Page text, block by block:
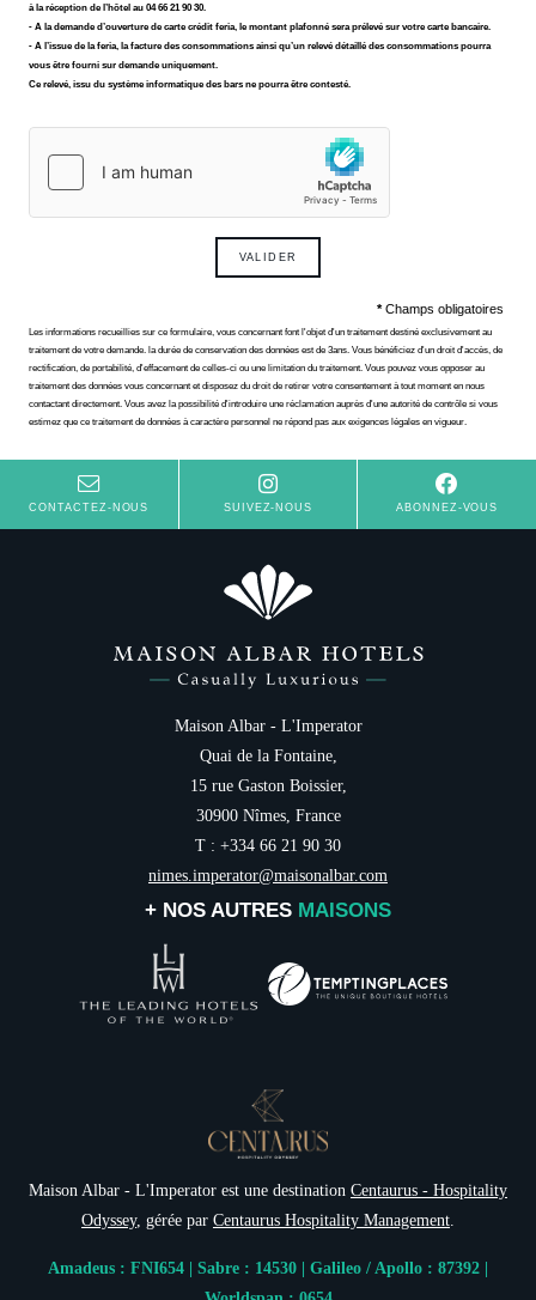
à la réception de l’hôtel au 04 66 21 90 30.
- A la demande d’ouverture de carte crédit feria, le montant plafonné sera prélevé sur votre carte bancaire.
- A l’issue de la feria, la facture des consommations ainsi qu’un relevé détaillé des consommations pourra
vous être fourni sur demande uniquement.
Ce relevé, issu du système informatique des bars ne pourra être contesté.
VALIDER
*Champs obligatoires
Les informations recueillies sur ce formulaire, vous concernant font l'objet d'un traitement destiné exclusivement au
traitement de votre demande. la durée de conservation des données est de 3ans. Vous bénéficiez d'un droit d'accès, de
rectification, de portabilité, d'effacement de celles-ci ou une limitation du traitement. Vous pouvez vous opposer au
traitement des données vous concernant et disposez du droit de retirer votre consentement à tout moment en nous
contactant directement. Vous avez la possibilité d'introduire une réclamation auprès d'une autorité de contrôle si vous
estimez que ce traitement de données à caractère personnel ne répond pas aux exigences légales en vigueur.
CONTACTEZ-NOUS SUIVEZ-NOUS ABONNEZ-VOUS
Maison Albar - L'Imperator
Quai de la Fontaine,
15 rue Gaston Boissier,
30900 Nîmes, France
T : +334 66 21 90 30
nimes.imperator@maisonalbar.com
+ NOS AUTRES MAISONS
Maison Albar - L'Imperator est une destination Centaurus - Hospitality
Odyssey, gérée par Centaurus Hospitality Management.
Amadeus : FNI654 | Sabre : 14530 | Galileo / Apollo : 87392 |
INSCRIPTION À